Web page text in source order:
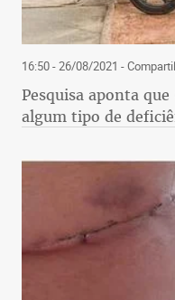
16:50 - 26/08/2021 -
Pesquisa aponta
algum tipo de